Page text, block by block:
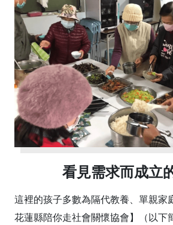
看見需求而成立
這裡的孩子多數為隔代教養、單親家
花蓮縣陪你走社會關懷協會】（以下